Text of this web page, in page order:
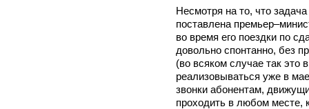
Несмотря на то, что
поставлена
во время его поездки по
довольно спонтанно, без
(во всяком случае так это
реализовываться уже в
звонки абонентам,
проходить в любом месте,